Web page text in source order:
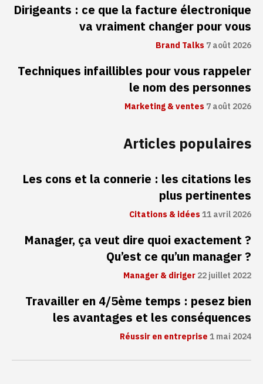
Dirigeants : ce que la facture électronique
va vraiment changer pour vous
Brand Talks7 août 2026
Techniques infaillibles pour vous rappeler
le nom des personnes
Marketing & ventes7 août 2026
Articles populaires
Les cons et la connerie : les citations les
plus pertinentes
Citations & idées11 avril 2026
Manager, ça veut dire quoi exactement ?
Qu’est ce qu’un manager ?
Manager & diriger22 juillet 2022
Travailler en 4/5ème temps : pesez bien
les avantages et les conséquences
Réussir en entreprise1 mai 2024